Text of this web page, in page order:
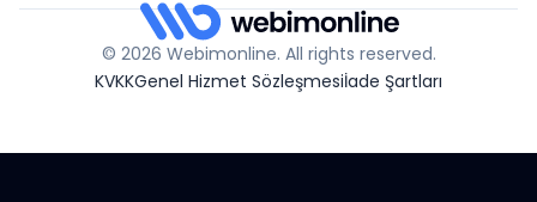
© 2026 Webimonline. All rights reserved.
KVKKGenel Hizmet Sözleşmesiİade Şartları